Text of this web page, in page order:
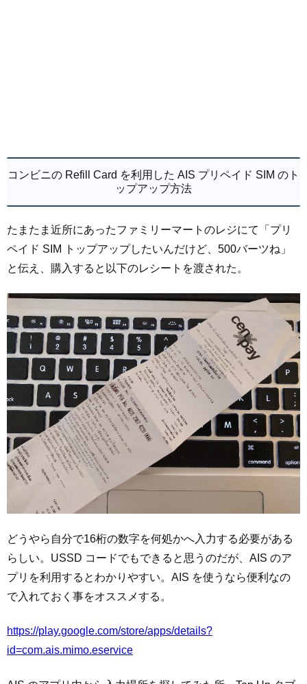
コンビニの Refill Card を利用した AIS プリペイド SIM のト
ップアップ方法
たまたま近所にあったファミリーマートのレジにて「プリ
ペイド SIM トップアップしたいんだけど、500バーツね」
と伝え、購入すると以下のレシートを渡された。
どうやら自分で16桁の数字を何処かへ入力する必要がある
らしい。USSD コードでもできると思うのだが、AIS のア
プリを利用するとわかりやすい。AIS を使うなら便利なの
で入れておく事をオススメする。
https://play.google.com/store/apps/details?
id=com.ais.mimo.eservice